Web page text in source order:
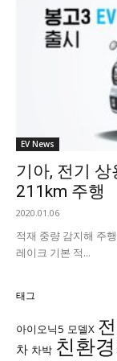
EV News
기아, 전기 상
211km 주행
2020.01.06
적재 중량 감지해 주
레이크 기본 적...
태그
아이오닉5 모델X
차 차박 친환